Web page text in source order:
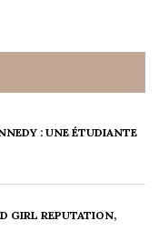
: UNE ÉTUDIANTE
GIRL REPUTATION,